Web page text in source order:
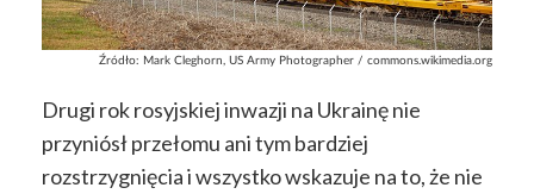
Źródło: Mark Cleghorn, US Army Photographer / commons.wikimedia.org
Drugi rok rosyjskiej inwazji na Ukrainę nie
przyniósł przełomu ani tym bardziej
rozstrzygnięcia i wszystko wskazuje na to, że nie